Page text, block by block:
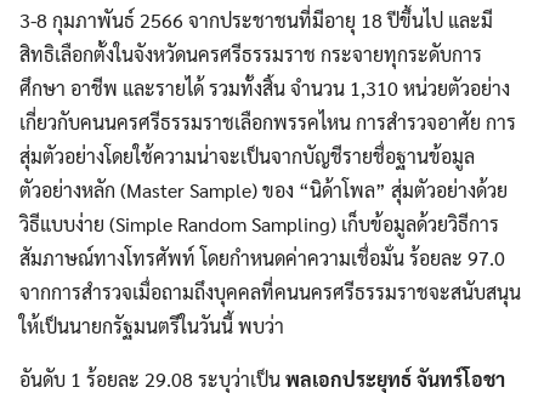
3-8 กุมภาพันธ์ 2566 จากประชาชนที่มีอายุ 18 ปีขึ้นไป และมี
สิทธิเลือกตั้งในจังหวัดนครศรีธรรมราช กระจายทุกระดับการ
ศึกษา อาชีพ และรายได้ รวมทั้งสิ้น จำนวน 1,310 หน่วยตัวอย่าง
เกี่ยวกับคนนครศรีธรรมราชเลือกพรรคไหน การสำรวจอาศัย การ
สุ่มตัวอย่างโดยใช้ความน่าจะเป็นจากบัญชีรายชื่อฐานข้อมูล
ตัวอย่างหลัก (Master Sample) ของ “นิด้าโพล” สุ่มตัวอย่างด้วย
วิธีแบบง่าย (Simple Random Sampling) เก็บข้อมูลด้วยวิธีการ
สัมภาษณ์ทางโทรศัพท์ โดยกำหนดค่าความเชื่อมั่น ร้อยละ 97.0
จากการสำรวจเมื่อถามถึงบุคคลที่คนนครศรีธรรมราชจะสนับสนุน
ให้เป็นนายกรัฐมนตรีในวันนี้ พบว่า
อันดับ 1 ร้อยละ 29.08 ระบุว่าเป็นพลเอกประยุทธ์ จันทร์โอชา